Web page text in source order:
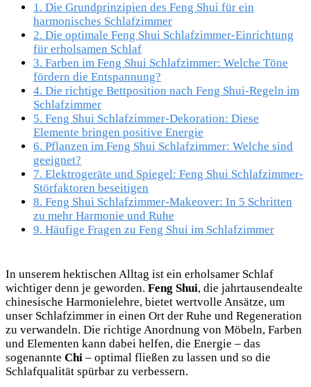
1. Die Grundprinzipien des Feng Shui für ein
harmonisches Schlafzimmer
2. Die optimale Feng Shui Schlafzimmer-Einrichtung
für erholsamen Schlaf
3. Farben im Feng Shui Schlafzimmer: Welche Töne
fördern die Entspannung?
4. Die richtige Bettposition nach Feng Shui-Regeln im
Schlafzimmer
5. Feng Shui Schlafzimmer-Dekoration: Diese
Elemente bringen positive Energie
6. Pflanzen im Feng Shui Schlafzimmer: Welche sind
geeignet?
7. Elektrogeräte und Spiegel: Feng Shui Schlafzimmer-
Störfaktoren beseitigen
8. Feng Shui Schlafzimmer-Makeover: In 5 Schritten
zu mehr Harmonie und Ruhe
9. Häufige Fragen zu Feng Shui im Schlafzimmer
In unserem hektischen Alltag ist ein erholsamer Schlaf
wichtiger denn je geworden. Feng Shui, die jahrtausendealte
chinesische Harmonielehre, bietet wertvolle Ansätze, um
unser Schlafzimmer in einen Ort der Ruhe und Regeneration
zu verwandeln. Die richtige Anordnung von Möbeln, Farben
und Elementen kann dabei helfen, die Energie – das
sogenannte Chi – optimal fließen zu lassen und so die
Schlafqualität spürbar zu verbessern.